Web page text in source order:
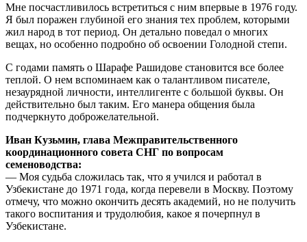
Мне посчастливилось встретиться с ним впервые в 1976 году.
Я был поражен глубиной его знания тех проблем, которыми
жил народ в тот период. Он детально поведал о многих
вещах, но особенно подробно об освоении Голодной степи.
С годами память о Шарафе Рашидове становится все более
теплой. О нем вспоминаем как о талантливом писателе,
незаурядной личности, интеллигенте с большой буквы. Он
действительно был таким. Его манера общения была
подчеркнуто доброжелательной.
Иван Кузьмин, глава Межправительственного
координационного совета СНГ по вопросам
семеноводства:
— Моя судьба сложилась так, что я учился и работал в
Узбекистане до 1971 года, когда перевели в Москву. Поэтому
отмечу, что можно окончить десять академий, но не получить
такого воспитания и трудолюбия, какое я почерпнул в
Узбекистане.